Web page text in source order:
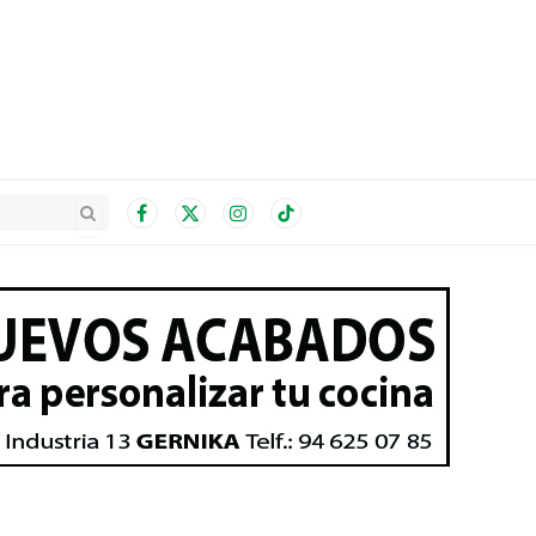
Facebook
X
InstagramTikTok